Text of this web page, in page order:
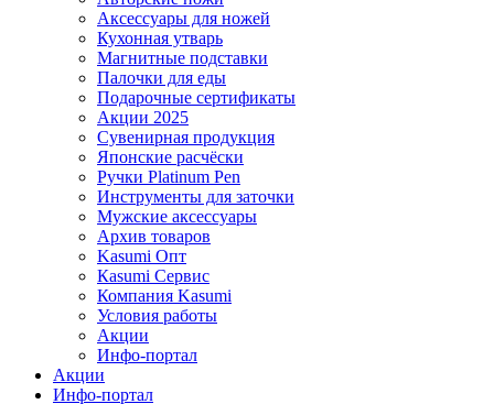
Аксессуары для ножей
Кухонная утварь
Магнитные подставки
Палочки для еды
Подарочные сертификаты
Акции 2025
Сувенирная продукция
Японские расчёски
Ручки Platinum Pen
Инструменты для заточки
Мужские аксессуары
Архив товаров
Kasumi Опт
Кasumi Сервис
Компания Kasumi
Условия работы
Акции
Инфо-портал
Акции
Инфо-портал